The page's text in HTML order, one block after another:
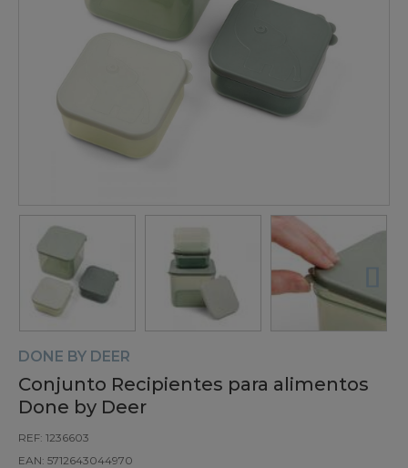
DONE BY DEER
Conjunto Recipientes para alimentos
Done by Deer
REF: 1236603
EAN: 5712643044970